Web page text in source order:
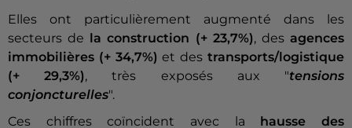
Elles ont particulièrement augmenté dans les
secteurs de
la construction (+ 23,7%), desagences
immobilières (+ 34,7%) et des transports/logistique
(+ 29,3%), très exposés aux "tensions
conjoncturelles".
Ces chiffres coïncident avec la
hausse des